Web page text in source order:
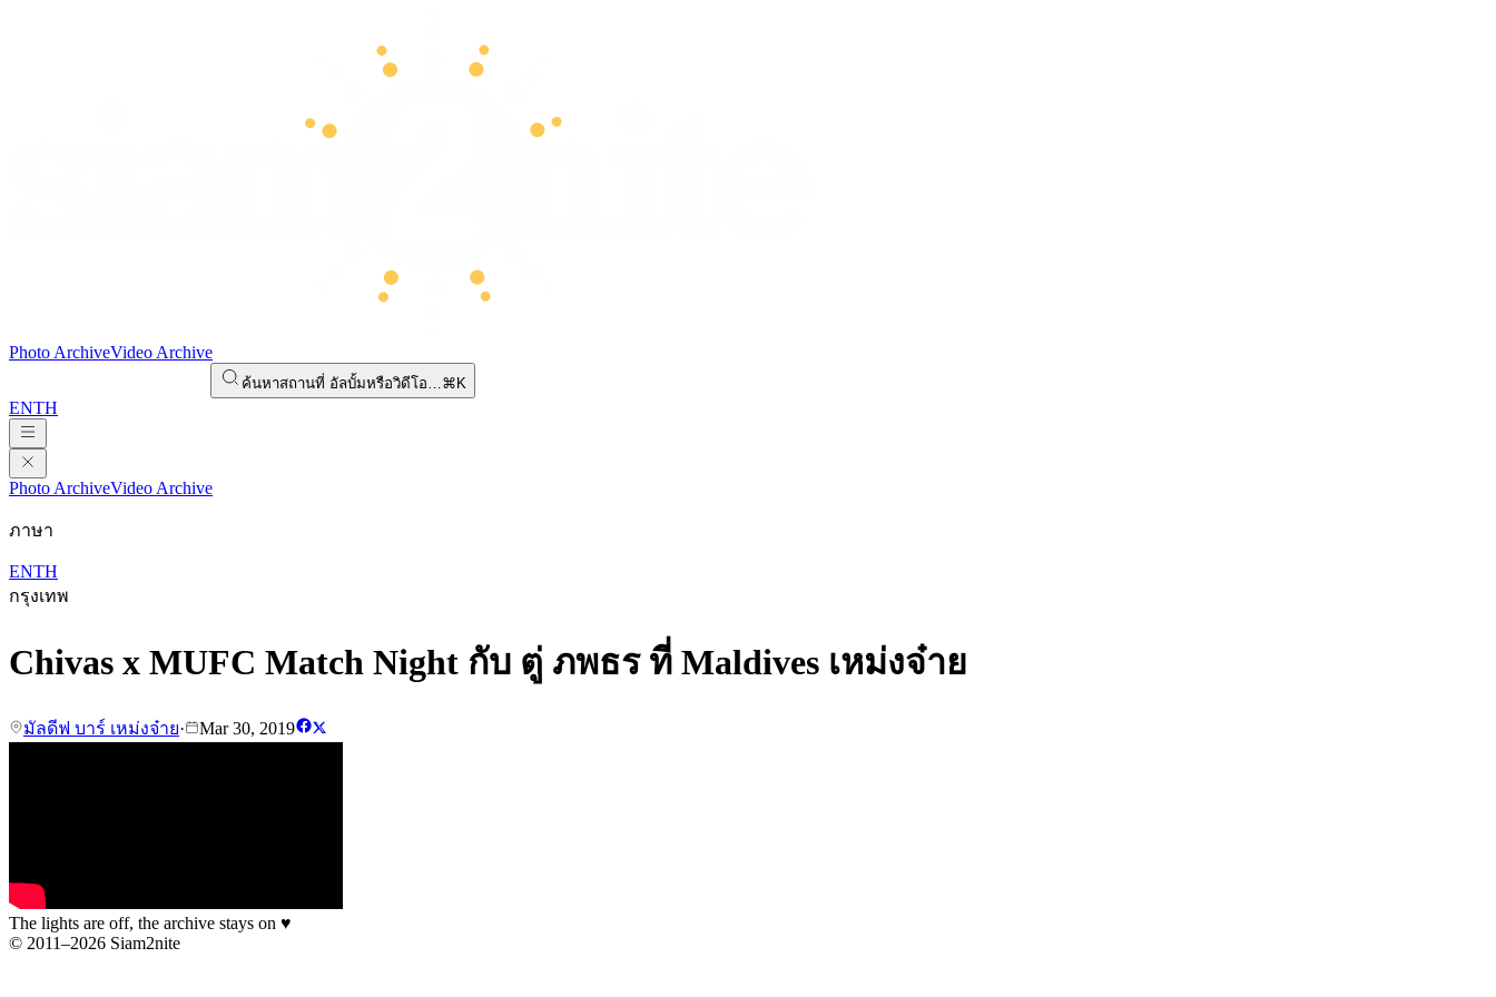
Photo ArchiveVideo Archive
ค้นหาสถานที่ อัลบั้มหรือวิดีโอ…⌘K
ENTH
Photo ArchiveVideo Archive
ภาษา
ENTH
กรุงเทพ
Chivas x MUFC Match Night กับ ตู่ ภพธร ที่ Maldives เหม่งจ๋าย
มัลดีฟ บาร์ เหม่งจ๋าย· Mar 30, 2019
The lights are off, the archive stays on ♥
© 2011–2026 Siam2nite